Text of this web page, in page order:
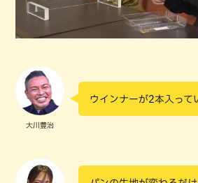
大川豊治
ウインナーが2本入って